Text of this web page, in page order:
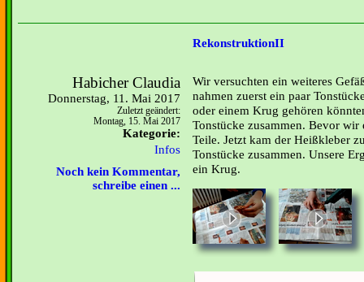
RekonstruktionII
Habicher Claudia
Donnerstag, 11. Mai 2017
Zuletzt geändert:
Montag, 15. Mai 2017
Kategorie:
Infos
Noch kein Kommentar,
schreibe einen ...
Wir versuchten ein weiteres
nahmen zuerst ein paar
oder einem Krug gehören
Tonstücke zusammen. Bevor
Teile. Jetzt kam der Heißkleber
Tonstücke zusammen. Unsere
ein Krug.